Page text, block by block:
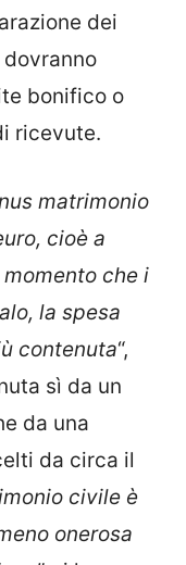
dei
bonifico o
ricevute.
matrimonio
cioè a
che i
la spesa
contenuta“,
sì da un
da una
da circa il
civile è
onerosa